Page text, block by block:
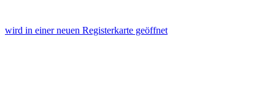
wird in einer neuen Registerkarte geöffnet